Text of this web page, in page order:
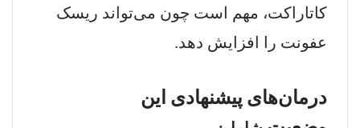
کاتاراکت، مهم است چون می‌تواند ریسک
عفونت را افزایش دهد.
درمان‌های پیشنهادی این